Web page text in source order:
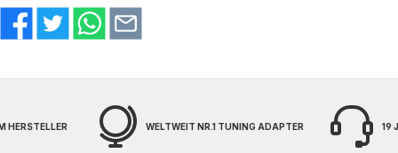
HERSTELLER WELTWEIT NR.1 TUNING ADAPTER 19